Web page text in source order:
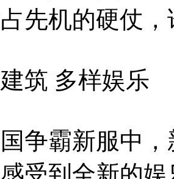
先机的硬仗
多样娱乐
霸新服中，